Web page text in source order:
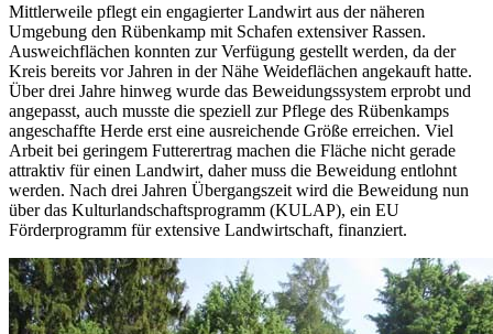
Mittlerweile pflegt ein engagierter Landwirt aus der näheren
Umgebung den Rübenkamp mit Schafen extensiver Rassen.
Ausweichflächen konnten zur Verfügung gestellt werden, da der
Kreis bereits vor Jahren in der Nähe Weideflächen angekauft hatte.
Über drei Jahre hinweg wurde das Beweidungssystem erprobt und
angepasst, auch musste die speziell zur Pflege des Rübenkamps
angeschaffte Herde erst eine ausreichende Größe erreichen. Viel
Arbeit bei geringem Futterertrag machen die Fläche nicht gerade
attraktiv für einen Landwirt, daher muss die Beweidung entlohnt
werden. Nach drei Jahren Übergangszeit wird die Beweidung nun
über das Kulturlandschaftsprogramm (KULAP), ein EU
Förderprogramm für extensive Landwirtschaft, finanziert.